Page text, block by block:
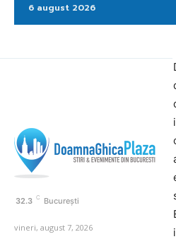
6 august 2026
32.3 C București
vineri, august 7, 2026